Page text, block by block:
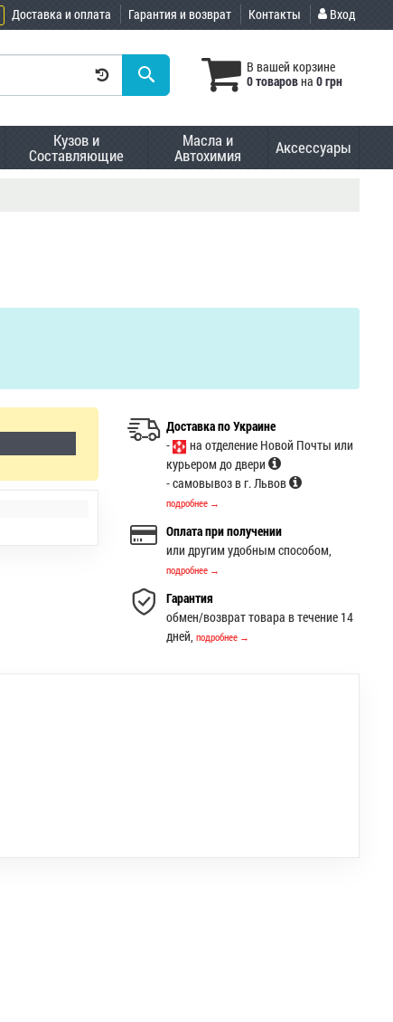
Доставка и оплата Гарантия и возврат Контакты Вход
В вашей корзине
0 товаровна 0 грн
Кузов и
Составляющие
Масла и
Автохимия Аксессуары
Доставка по Украине
-
на отделение Новой Почты или
курьером до двери
- самовывоз в г. Львов
подробнее →
Оплата при получении
или другим удобным способом,
подробнее →
Гарантия
обмен/возврат товара в течение 14
дней,подробнее →